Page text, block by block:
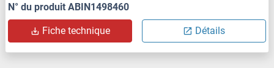
N° du produit ABIN1498460
Fiche technique Détails